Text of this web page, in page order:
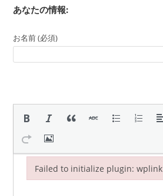
あなたの情報:
お名前 (必須)
Failed to initialize plugin: wplink
Failed to initialize plugin: wplink